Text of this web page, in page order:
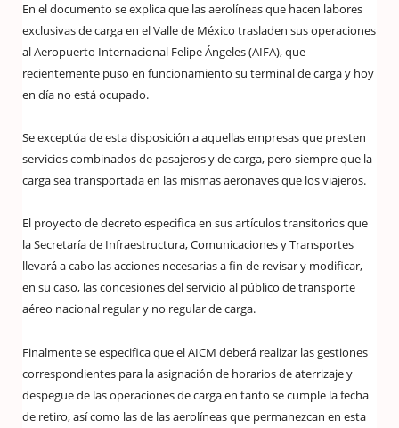
En el documento se explica que las aerolíneas que hacen labores
exclusivas de carga en el Valle de México trasladen sus operaciones
al Aeropuerto Internacional Felipe Ángeles (AIFA), que
recientemente puso en funcionamiento su terminal de carga y hoy
en día no está ocupado.
Se exceptúa de esta disposición a aquellas empresas que presten
servicios combinados de pasajeros y de carga, pero siempre que la
carga sea transportada en las mismas aeronaves que los viajeros.
El proyecto de decreto especifica en sus artículos transitorios que
la Secretaría de Infraestructura, Comunicaciones y Transportes
llevará a cabo las acciones necesarias a fin de revisar y modificar,
en su caso, las concesiones del servicio al público de transporte
aéreo nacional regular y no regular de carga.
Finalmente se especifica que el AICM deberá realizar las gestiones
correspondientes para la asignación de horarios de aterrizaje y
despegue de las operaciones de carga en tanto se cumple la fecha
de retiro, así como las de las aerolíneas que permanezcan en esta